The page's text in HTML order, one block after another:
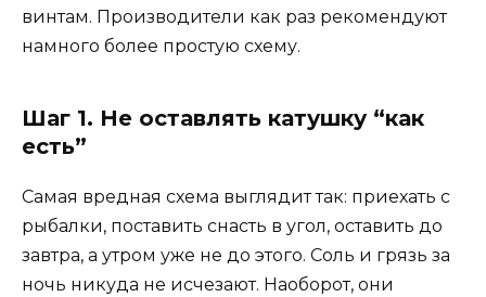
винтам. Производители как раз рекомендуют
намного более простую схему.
Шаг 1. Не оставлять катушку “как
есть”
Самая вредная схема выглядит так: приехать с
рыбалки, поставить снасть в угол, оставить до
завтра, а утром уже не до этого. Соль и грязь за
ночь никуда не исчезают. Наоборот, они